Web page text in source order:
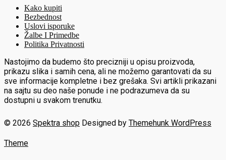
Kako kupiti
Bezbednost
Uslovi isporuke
Žalbe I Primedbe
Politika Privatnosti
Nastojimo da budemo što precizniji u opisu proizvoda,
prikazu slika i samih cena, ali ne možemo garantovati da su
sve informacije kompletne i bez grešaka. Svi artikli prikazani
na sajtu su deo naše ponude i ne podrazumeva da su
dostupni u svakom trenutku.
© 2026 Spektra shop Designed by Themehunk WordPress
Theme